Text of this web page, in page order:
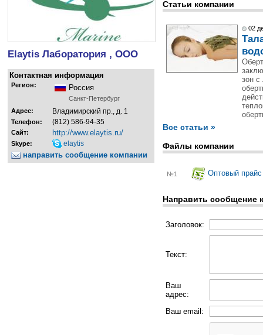
Elaytis Лаборатория , ООО
Контактная информация
Регион: Россия
Санкт-Петербург
Адрес:
Владимирский пр., д. 1
Телефон: (812) 586-94-35
Сайт: http://www.elaytis.ru/
Skype: elaytis
направить сообщение компании
Статьи компании
02
зон
Все статьи »
Файлы компании
№1 Оптовый
Направить сообщение
Заголовок:
Текст:
Ваш
адрес:
Ваш email: